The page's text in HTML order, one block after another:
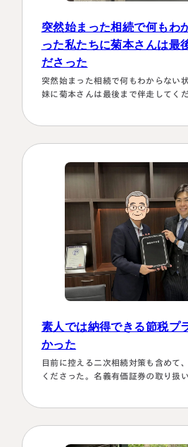
突然始まった相続で何もわ
った私たちに菊本さんは最
ださった
突然始まった相続で何もわからない
妹に菊本さんは最後まで伴走してく
ルでも電話 すぐに教えてくださり、
とができほっとしていま…
素人では納得できる節税プ
かった
目前に控える二次相続対策も含めて
くださった。名義有価証券の取り扱